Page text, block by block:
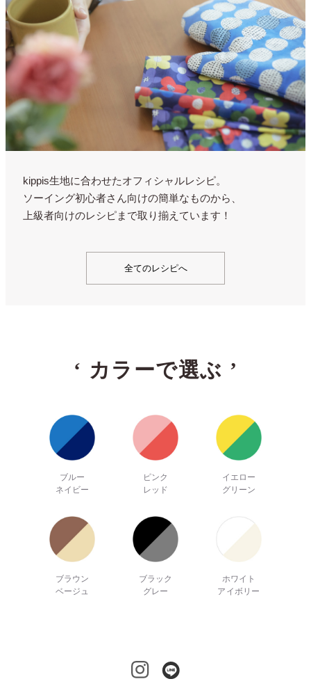
kippis生地に合わせたオフィシャルレシピ。
ソーイング初心者さん向けの簡単なものから、
上級者向けのレシピまで取り揃えています！
全てのレシピへ
‘ カラーで選ぶ ’
ブルー
ネイビー
ピンク
レッド
イエロー
グリーン
ブラウン
ベージュ
ブラック
グレー
ホワイト
アイボリー